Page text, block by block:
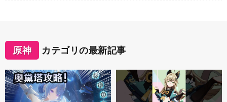
原神 カテゴリの最新記事